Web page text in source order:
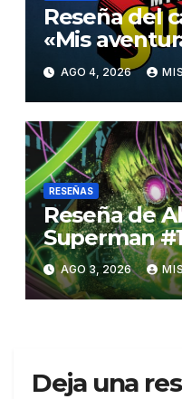
Reseña del
«Mis
Superman»
AGO 4, 2026
RESEÑAS
Reseña de
Superman
AGO 3, 2026
Deja una